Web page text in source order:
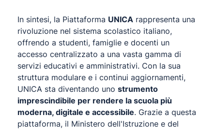
In sintesi, la Piattaforma UNICA rappresenta una
rivoluzione nel sistema scolastico italiano,
offrendo a studenti, famiglie e docenti un
accesso centralizzato a una vasta gamma di
servizi educativi e amministrativi. Con la sua
struttura modulare e i continui aggiornamenti,
UNICA sta diventando uno strumento
imprescindibile per rendere la scuola più
moderna, digitale e accessibile. Grazie a questa
piattaforma, il Ministero dell'Istruzione e del